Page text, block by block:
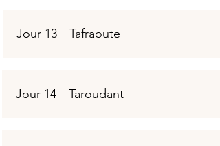
Jour 13 Tafraoute
Jour 14 Taroudant